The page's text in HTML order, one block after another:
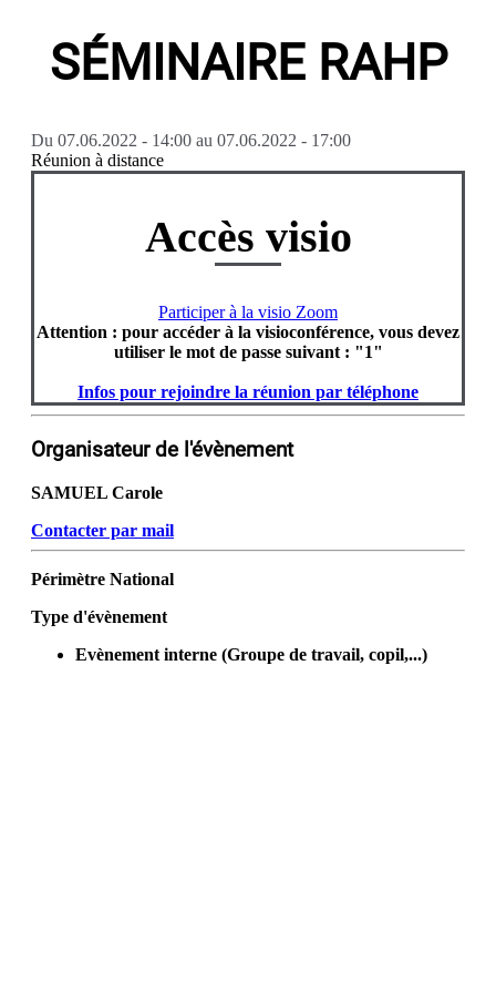
SÉMINAIRE RAHP
Du 07.06.2022 - 14:00 au 07.06.2022 - 17:00
Réunion à distance
Accès visio
Participer à la visio Zoom
Attention : pour accéder à la visioconférence, vous devez
utiliser le mot de passe suivant : "1"
Infos pour rejoindre la réunion par téléphone
Organisateur de l'évènement
SAMUEL Carole
Contacter par mail
Périmètre National
Type d'évènement
Evènement interne (Groupe de travail, copil,...)